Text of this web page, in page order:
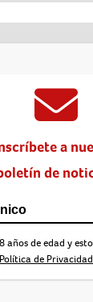
a
de
años de edad y
Política de Privacidad